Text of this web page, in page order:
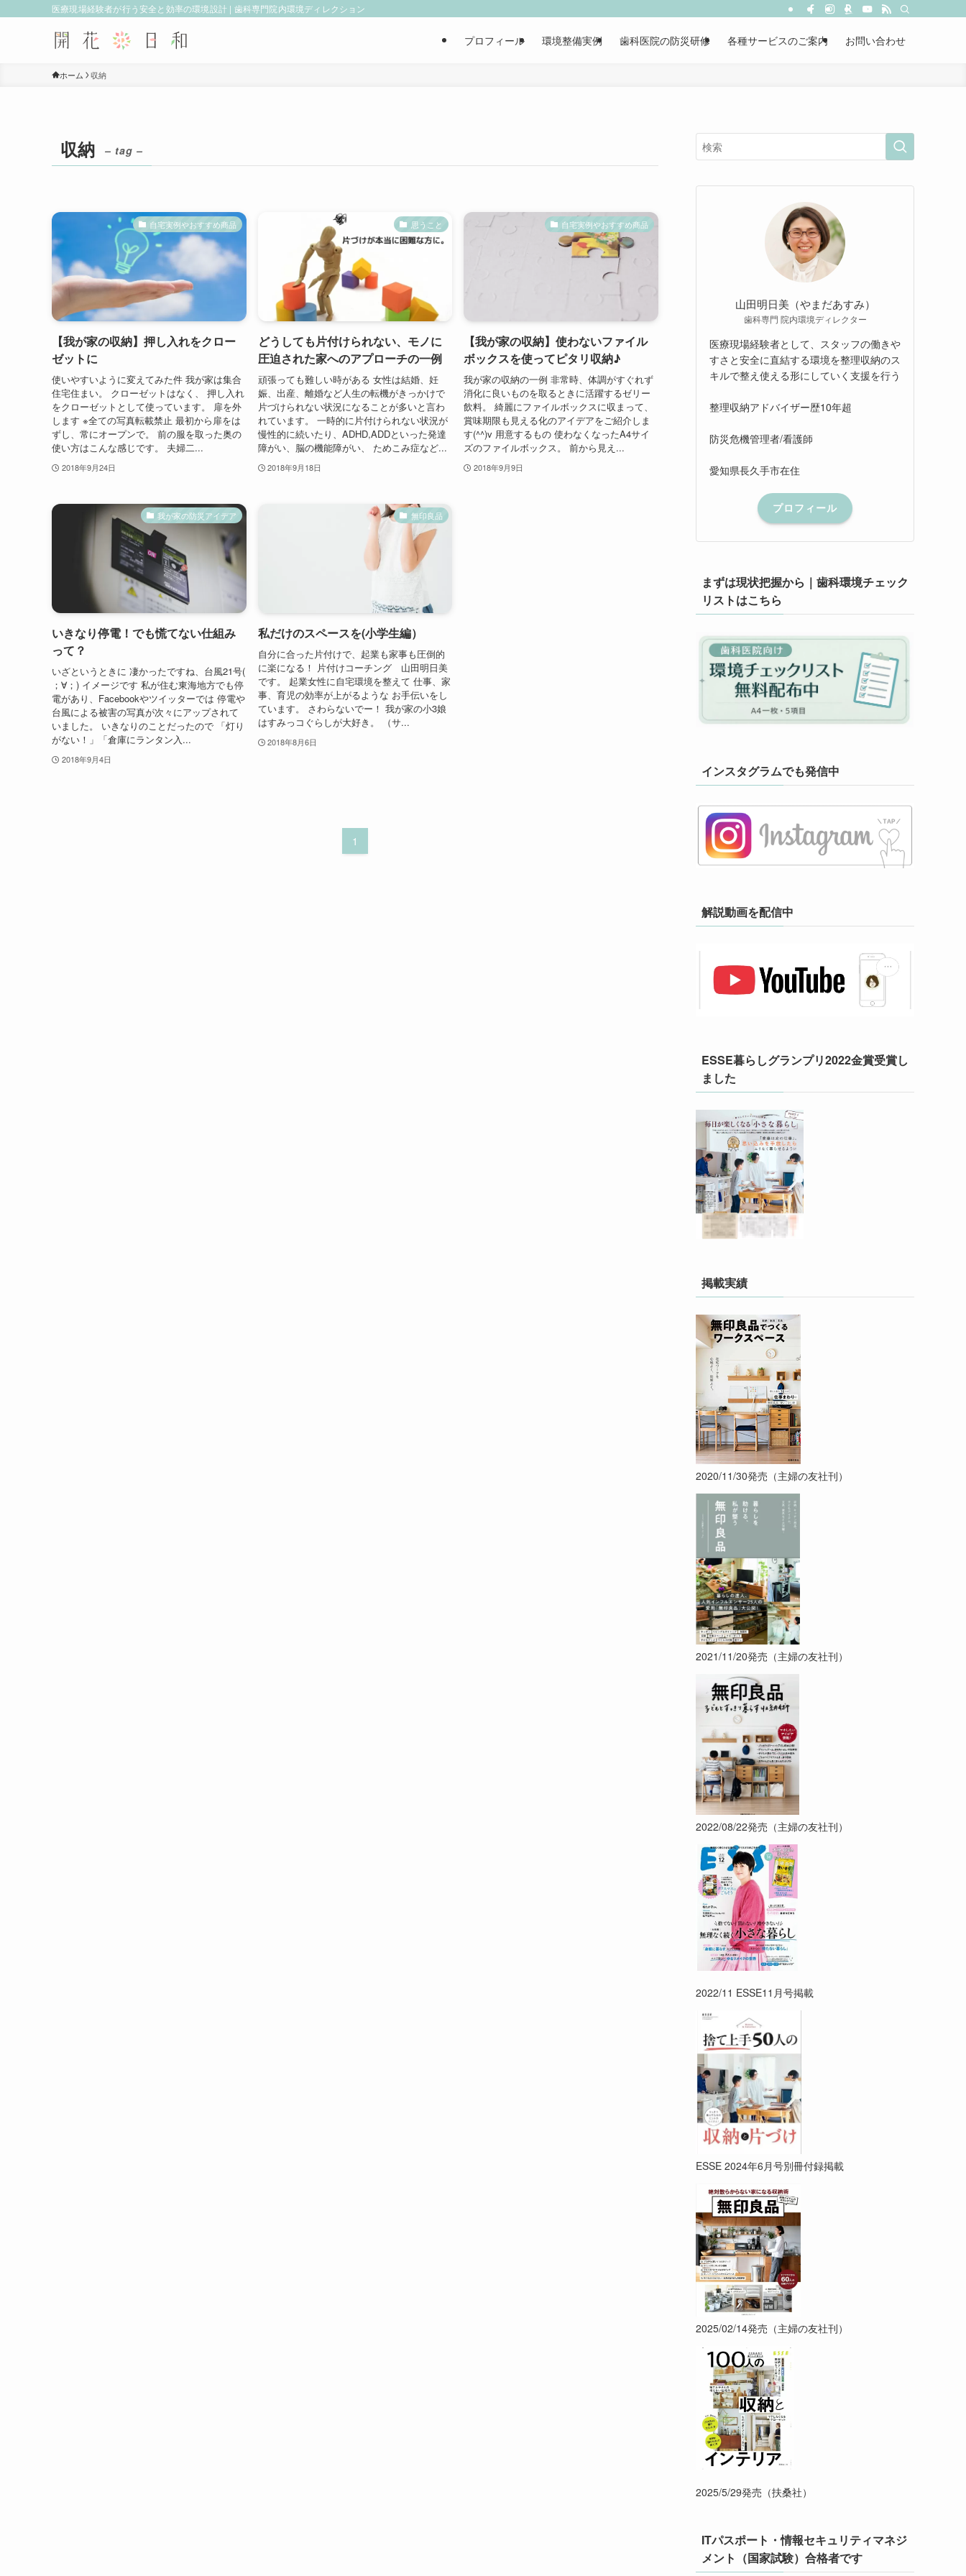
医療現場経験者が行う安全と効率の環境設計 | 歯科専門院内環境ディレクション
プロフィール 環境整備実例 歯科医院の防災研修 各種サービスのご案内 お問い合わせ
ホーム 収納
収納 – tag –
自宅実例やおすすめ商品
【我が家の収納】押し入れをクロー
ゼットに
使いやすいように変えてみた件 我が家は集合
住宅住まい。 クローゼットはなく、 押し入れ
をクローゼットとして使っています。 扉を外
します ※全ての写真転載禁止 最初から扉をは
ずし、常にオープンで。 前の服を取った奥の
使い方はこんな感じです。 夫婦二...
2018年9月24日
思うこと
どうしても片付けられない、モノに
圧迫された家へのアプローチの一例
頑張っても難しい時がある 女性は結婚、妊
娠、出産、離婚など人生の転機がきっかけで
片づけられない状況になることが多いと言わ
れています。 一時的に片付けられない状況が
慢性的に続いたり、ADHD,ADDといった発達
障がい、脳の機能障がい、 ためこみ症など...
2018年9月18日
自宅実例やおすすめ商品
【我が家の収納】使わないファイル
ボックスを使ってピタリ収納♪
我が家の収納の一例 非常時、体調がすぐれず
消化に良いものを取るときに活躍するゼリー
飲料。 綺麗にファイルボックスに収まって、
賞味期限も見える化のアイデアをご紹介しま
す(^^)v 用意するもの 使わなくなったA4サイ
ズのファイルボックス。 前から見え...
2018年9月9日
我が家の防災アイデア
いきなり停電！でも慌てない仕組み
って？
いざというときに 凄かったですね、台風21号(
；∀；) イメージです 私が住む東海地方でも停
電があり、Facebookやツイッターでは 停電や
台風による被害の写真が次々にアップされて
いました。 いきなりのことだったので 「灯り
がない！」「倉庫にランタン入...
2018年9月4日
無印良品
私だけのスペースを(小学生編）
自分に合った片付けで、起業も家事も圧倒的
に楽になる！ 片付けコーチング 山田明日美
です。 起業女性に自宅環境を整えて 仕事、家
事、育児の効率が上がるような お手伝いをし
ています。 さわらないでー！ 我が家の小3娘
はすみっコぐらしが大好き。 （サ...
2018年8月6日
1
山田明日美（やまだあすみ）
歯科専門 院内環境ディレクター
医療現場経験者として、スタッフの働きや
すさと安全に直結する環境を整理収納のス
キルで整え使える形にしていく支援を行う
整理収納アドバイザー歴10年超
防災危機管理者/看護師
愛知県長久手市在住
プロフィール
まずは現状把握から｜歯科環境チェック
リストはこちら
インスタグラムでも発信中
解説動画を配信中
ESSE暮らしグランプリ2022金賞受賞し
ました
掲載実績
2020/11/30発売（主婦の友社刊）
2021/11/20発売（主婦の友社刊）
2022/08/22発売（主婦の友社刊）
2022/11 ESSE11月号掲載
ESSE 2024年6月号別冊付録掲載
2025/02/14発売（主婦の友社刊）
2025/5/29発売（扶桑社）
ITパスポート・情報セキュリティマネジ
メント（国家試験）合格者です